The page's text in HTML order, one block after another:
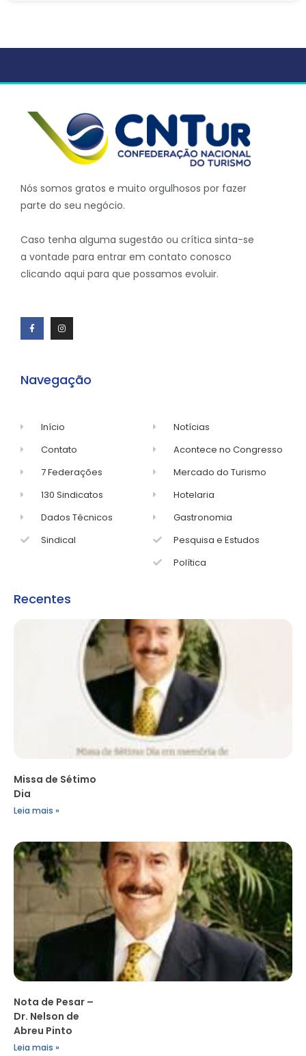
Nós somos gratos e muito orgulhosos por fazer
parte do seu negócio.
Caso tenha alguma sugestão ou crítica sinta-se
a vontade para entrar em contato conosco
clicando aqui para que possamos evoluir.
Navegação
Início
Contato
7 Federações
130 Sindicatos
Dados Técnicos
Sindical
Notícias
Acontece no Congresso
Mercado do Turismo
Hotelaria
Gastronomia
Pesquisa e Estudos
Política
Recentes
Missa de Sétimo
Dia
Leia mais »
Nota de Pesar –
Dr. Nelson de
Abreu Pinto
Leia mais »